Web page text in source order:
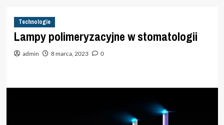
Technologie
Lampy polimeryzacyjne w stomatologii
admin 8 marca, 2023 0